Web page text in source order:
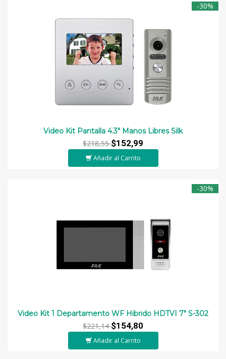
-30%
Video Kit Pantalla 4.3" Manos Libres Silk
$218,55$152,99
Añadir al Carrito
-30%
Video Kit 1 Departamento WF Hibrido HDTVI 7" S-302
$221,14$154,80
Añadir al Carrito